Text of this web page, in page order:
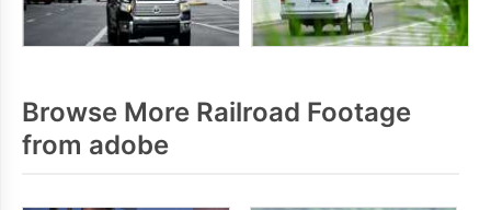
Browse More Railroad Footage
from adobe